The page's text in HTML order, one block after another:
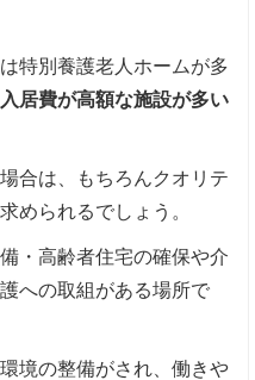
特別養護老人ホームが多
入居費が高額な施設が多い
合は、もちろんクオリテ
められるでしょう。
・高齢者住宅の確保や介
への取組がある場所で
境の整備がされ、働きや